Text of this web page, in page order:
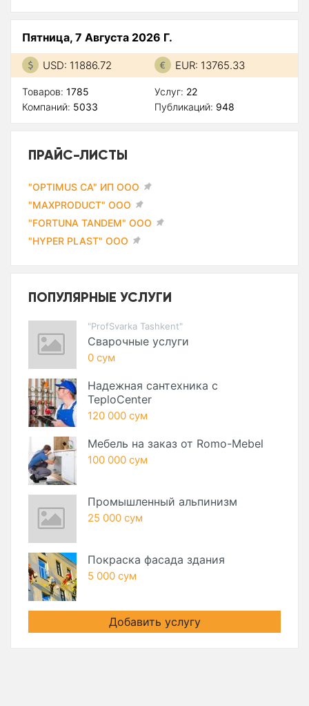
Пятница, 7 Августа 2026 Г.
USD: 11886.72 EUR: 13765.33
Товаров: 1785
Компаний: 5033
Услуг: 22
Публикаций: 948
ПРАЙС-ЛИСТЫ
"OPTIMUS CA" ИП ООО
"MAXPRODUCT" ООО
"FORTUNA TANDEM" ООО
"HYPER PLAST" ООО
ПОПУЛЯРНЫЕ УСЛУГИ
"ProfSvarka Tashkent"
Сварочные услуги
0 сум
Надежная сантехника с
TeploCenter
120 000 сум
Мебель на заказ от Romo-Mebel
100 000 сум
Промышленный альпинизм
25 000 сум
Покраска фасада здания
5 000 сум
Добавить услугу